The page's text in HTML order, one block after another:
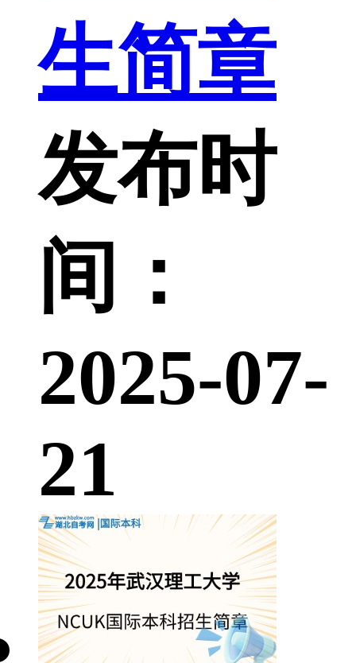
生简章
发布时
间：
2025-07-
21